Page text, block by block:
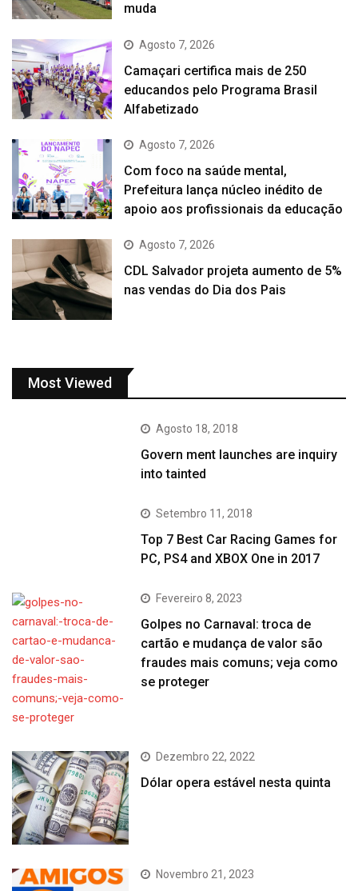
muda
Agosto 7, 2026
Camaçari certifica mais de 250
educandos pelo Programa Brasil
Alfabetizado
Agosto 7, 2026
Com foco na saúde mental,
Prefeitura lança núcleo inédito de
apoio aos profissionais da educação
Agosto 7, 2026
CDL Salvador projeta aumento de 5%
nas vendas do Dia dos Pais
Most Viewed
Agosto 18, 2018
Govern ment launches are inquiry
into tainted
Setembro 11, 2018
Top 7 Best Car Racing Games for
PC, PS4 and XBOX One in 2017
Fevereiro 8, 2023
Golpes no Carnaval: troca de
cartão e mudança de valor são
fraudes mais comuns; veja como
se proteger
Dezembro 22, 2022
Dólar opera estável nesta quinta
Novembro 21, 2023